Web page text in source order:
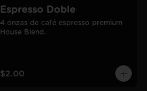
Espresso Doble
4 onzas de café espresso premium
House Blend.
$2.00